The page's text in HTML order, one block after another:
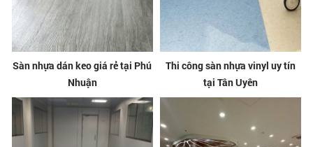
Sàn nhựa dán keo giá rẻ tại Phú
Nhuận
Thi công sàn nhựa vinyl uy tín
tại Tân Uyên